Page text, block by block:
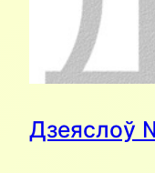
Дзеяслоў